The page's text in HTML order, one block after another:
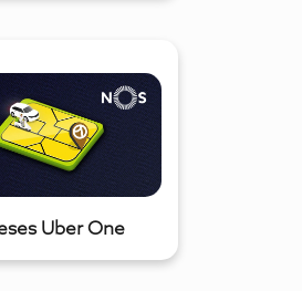
Uber One